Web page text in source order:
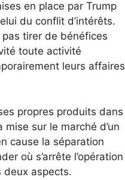
en place par Trump
du conflit d’intérêts.
tirer de bénéfices
toute activité
leurs affaires
propres produits dans
sur le marché d’un
cause la séparation
où s’arrête l’opération
deux aspects.